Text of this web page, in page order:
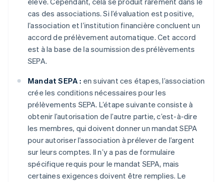
cas des associations. Si l’évaluation est positive,
l’association et l’institution financière concluent un
accord de prélèvement automatique. Cet accord
est à la base de la soumission des prélèvements
SEPA.
Mandat SEPA : en suivant ces étapes, l’association
crée les conditions nécessaires pour les
prélèvements SEPA. L’étape suivante consiste à
obtenir l’autorisation de l’autre partie, c’est-à-dire
les membres, qui doivent donner un mandat SEPA
pour autoriser l’association à prélever de l’argent
sur leurs comptes. Il n’y a pas de formulaire
spécifique requis pour le mandat SEPA, mais
certaines exigences doivent être remplies. Le